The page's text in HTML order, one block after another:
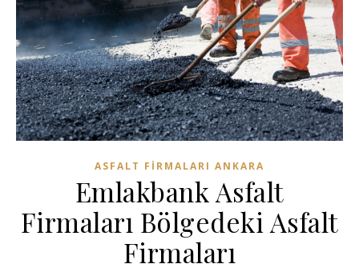
ASFALT FIRMALARI ANKARA
Emlakbank Asfalt
Firmaları Bölgedeki Asfalt
Firmaları